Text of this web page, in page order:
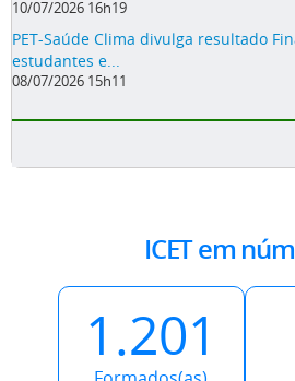
1.201
Formados(as)